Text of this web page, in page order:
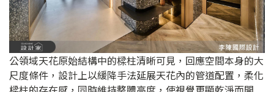
公領域天花原始結構中的樑柱清晰可見，回應空間本身的大
尺度條件，設計上以緩降手法延展天花內的管道配置，柔化